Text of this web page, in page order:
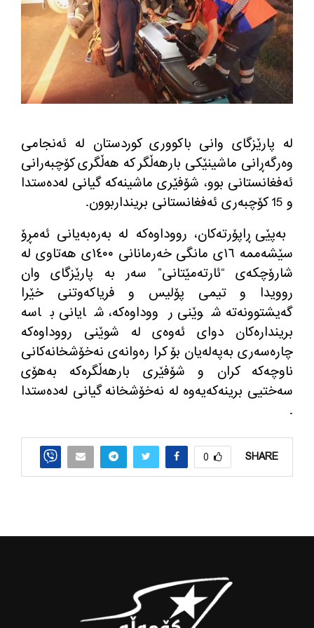
لە پارێزگای وانی باکووری کوردستان لە ئەنجامی
وەرگەڕانی ماشینێكی بارهه‌ڵگر كه‌ هه‌ڵگری كۆچبه‌رانی
ئه‌فغانستانی بوو، شۆفێری ماشینه‌كە گیانی لەدەستدا
و 15 کۆچبەری ئەفغانستانی برینداربوون.
به‌پێی ڕاپۆرته‌كان، رووداوەکە له‌ بەرەبەیانی ئه‌مڕۆ
سێشەممە ١٦ی مانگی خه‌رمانانی ١٤٠٠ی هه‌تاوی لە
شارۆچکەی “ئارتەمێتانی” سەر بە پارێزگای وان
روویدا و تیمی پۆلیس و فریاكه‌وتنی خێرا
گه‌یشتوونه‌ته‌ شوێنی رووداوەکە، شایانی باسه‌
بریندارەکان دوای ئەوەی لە شوێنی رووداوەکە
چارەسەری بەپەلەیان بۆ کرا رەوانەی نەخۆشخانەکانی
ناوچەکە كران و شۆفێری بارهەڵگرەکە بەهۆی
سەختیی برینەکەیەوە لە نەخۆشخانە گیانی لەدەستدا
.
SHARE
0